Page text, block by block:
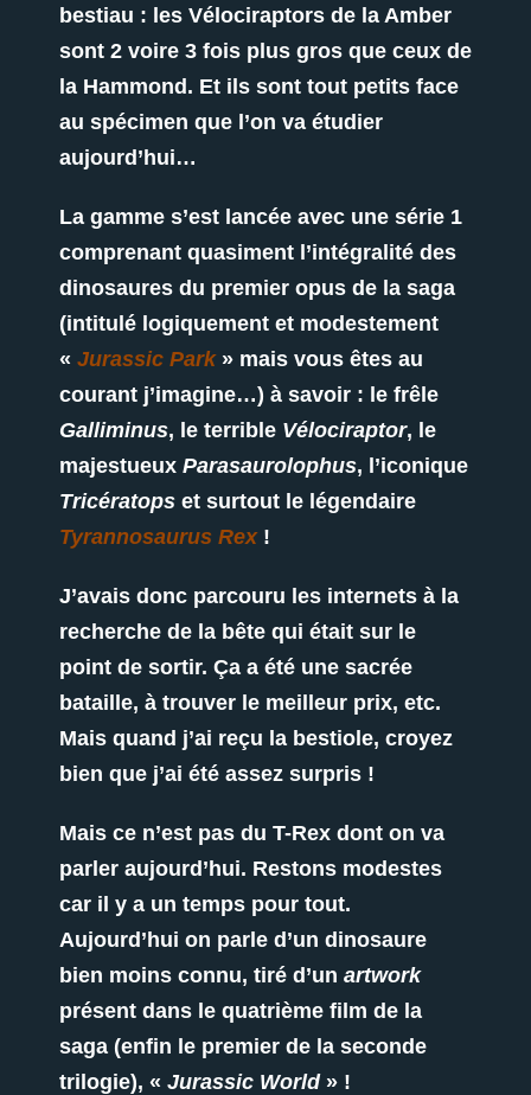
bestiau : les Vélociraptors de la Amber
sont 2 voire 3 fois plus gros que ceux de
la Hammond. Et ils sont tout petits face
au spécimen que l’on va étudier
aujourd’hui…
La gamme s’est lancée avec une série 1
comprenant quasiment l’intégralité des
dinosaures du premier opus de la saga
(intitulé logiquement et modestement
« Jurassic Park» mais vous êtes au
courant j’imagine…) à savoir : le frêle
Galliminus, le terrible Vélociraptor, le
majestueux Parasaurolophus, l’iconique
Tricératops et surtout le légendaire
Tyrannosaurus Rex!
J’avais donc parcouru les internets à la
recherche de la bête qui était sur le
point de sortir. Ça a été une sacrée
bataille, à trouver le meilleur prix, etc.
Mais quand j’ai reçu la bestiole, croyez
bien que j’ai été assez surpris !
Mais ce n’est pas du T-Rex dont on va
parler aujourd’hui. Restons modestes
car il y a un temps pour tout.
Aujourd’hui on parle d’un dinosaure
bien moins connu, tiré d’un artwork
présent dans le quatrième film de la
saga (enfin le premier de la seconde
trilogie), « Jurassic World» !